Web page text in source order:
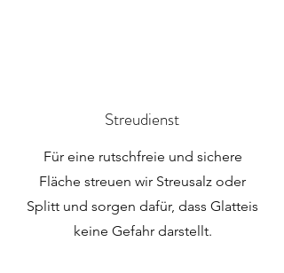
Streudienst
Für eine rutschfreie und sichere
Fläche streuen wir Streusalz oder
Splitt und sorgen dafür, dass Glatteis
keine Gefahr darstellt.